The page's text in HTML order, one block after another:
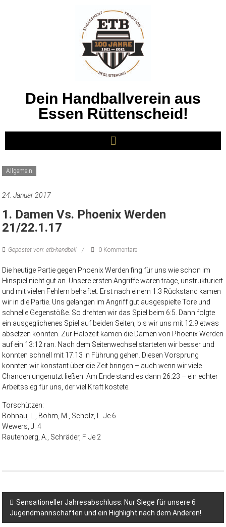
Dein Handballverein aus
Essen Rüttenscheid!
Allgemein
24. Januar 2017
1. Damen Vs. Phoenix Werden
21/22.1.17
Gepostet von: etb-handball 0 Kommentare
Die heutige Partie gegen Phoenix Werden fing für uns wie schon im
Hinspiel nicht gut an. Unsere ersten Angriffe waren träge, unstrukturiert
und mit vielen Fehlern behaftet. Erst nach einem 1:3 Rückstand kamen
wir in die Partie. Uns gelangen im Angriff gut ausgespielte Tore und
schnelle Gegenstöße. So drehten wir das Spiel beim 6:5. Dann folgte
ein ausgeglichenes Spiel auf beiden Seiten, bis wir uns mit 12:9 etwas
absetzen konnten. Zur Halbzeit kamen die Damen von Phoenix Werden
auf ein 13:12 ran. Nach dem Seitenwechsel starteten wir besser und
konnten schnell mit 17:13 in Führung gehen. Diesen Vorsprung
konnten wir konstant über die Zeit bringen – auch wenn wir viele
Chancen ungenutzt ließen. Am Ende stand es dann 26:23 – ein echter
Arbeitssieg für uns, der viel Kraft kostete.
Torschützen:
Bohnau, L., Böhm, M., Scholz, L. Je 6
Wewers, J. 4
Rautenberg, A., Schräder, F. Je 2
Sensationeller Jahresabschluss: Nur Siege für unsere 6
Jugendmannschaften und ein Highlight nach dem Anderen!